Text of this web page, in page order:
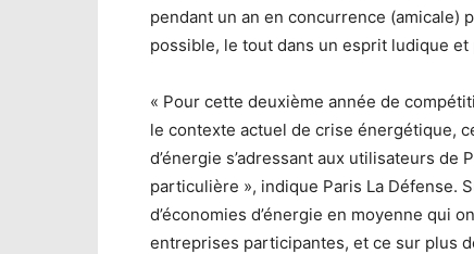
pendant un an en concurrence (amicale)
possible, le tout dans un esprit ludique et
« Pour cette deuxième année de
le contexte actuel de crise énergétique,
d’énergie s’adressant aux utilisateurs
particulière », indique Paris La Défense.
d’économies d’énergie en moyenne qui
entreprises participantes, et ce sur plus